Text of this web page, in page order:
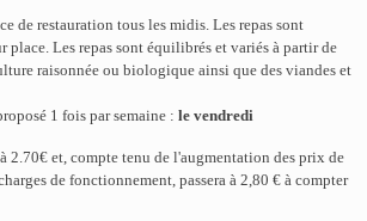
de restauration tous les midis. Les repas sont
place. Les repas sont équilibrés et variés à partir de
raisonnée ou biologique ainsi que des viandes et
1 fois par semaine :le vendredi
2.70€ et, compte tenu de l'augmentation des prix de
de fonctionnement, passera à 2,80 € à compter